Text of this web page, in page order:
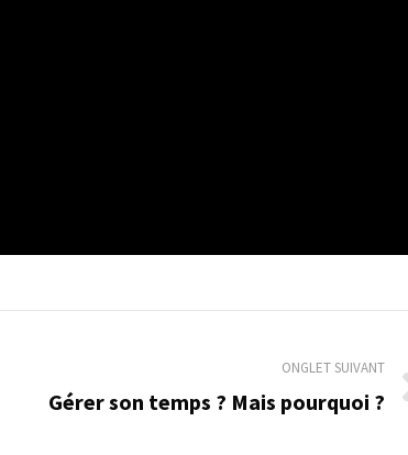
ONGLET SUIVANT
Gérer son temps ? Mais pourquoi ?